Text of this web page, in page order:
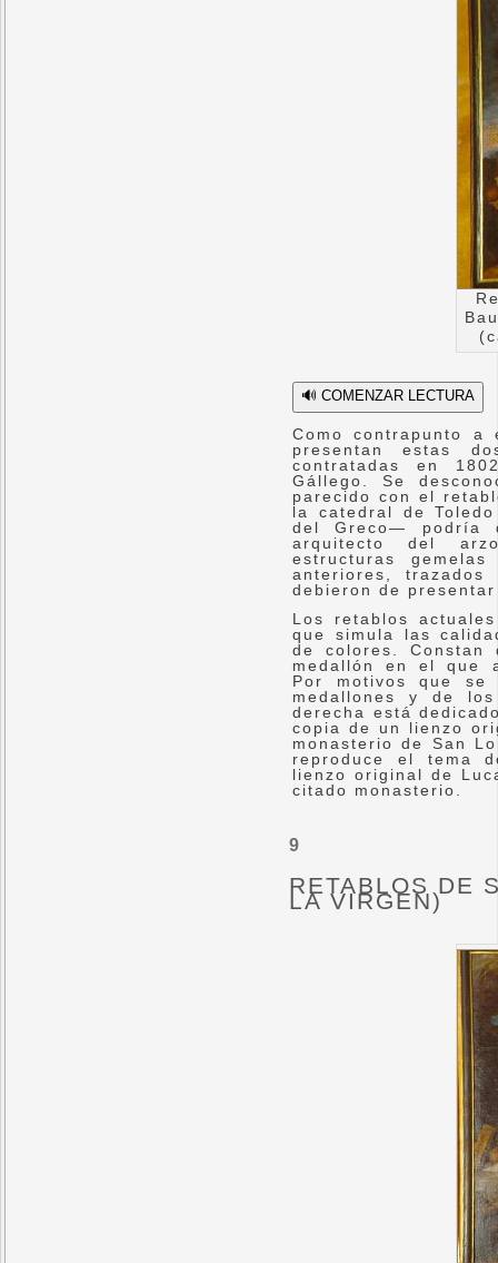
🔊 COMENZAR LECTURA
Como contrapunto
presentan estas
contratadas en
Gállego. Se
parecido con el
la catedral de
del Greco— podría
arquitecto del
estructuras
anteriores,
debieron de
Los retablos
que simula las
de colores. Constan
medallón en el que
Por motivos que se
medallones y de
derecha está
copia de un lienzo
monasterio de San
reproduce el tema
lienzo original de
citado monasterio.
9
RETABLOS DE
LA VIRGEN)